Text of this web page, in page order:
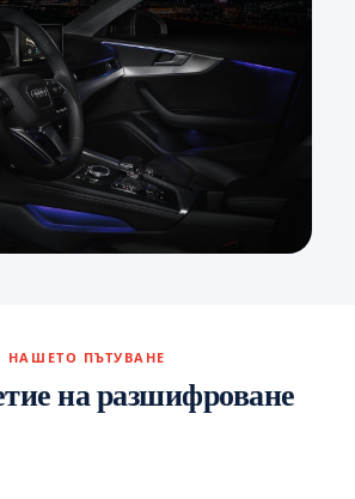
НАШЕТО ПЪТУВАНЕ
на разшифроване